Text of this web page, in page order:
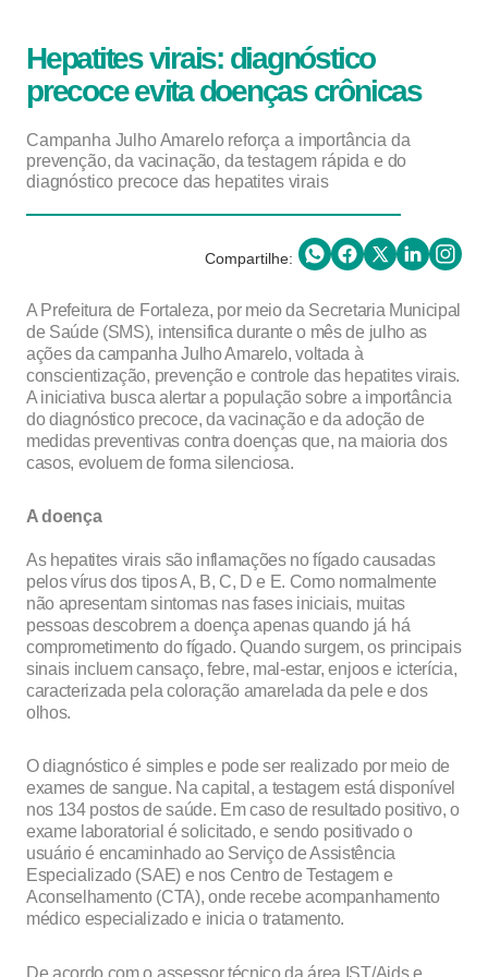
Hepatites virais: diagnóstico
precoce evita doenças crônicas
Campanha Julho Amarelo reforça a importância da
prevenção, da vacinação, da testagem rápida e do
diagnóstico precoce das hepatites virais
Compartilhe:
A Prefeitura de Fortaleza, por meio da Secretaria Municipal
de Saúde (SMS), intensifica durante o mês de julho as
ações da campanha Julho Amarelo, voltada à
conscientização, prevenção e controle das hepatites virais.
A iniciativa busca alertar a população sobre a importância
do diagnóstico precoce, da vacinação e da adoção de
medidas preventivas contra doenças que, na maioria dos
casos, evoluem de forma silenciosa.
A doença
As hepatites virais são inflamações no fígado causadas
pelos vírus dos tipos A, B, C, D e E. Como normalmente
não apresentam sintomas nas fases iniciais, muitas
pessoas descobrem a doença apenas quando já há
comprometimento do fígado. Quando surgem, os principais
sinais incluem cansaço, febre, mal-estar, enjoos e icterícia,
caracterizada pela coloração amarelada da pele e dos
olhos.
O diagnóstico é simples e pode ser realizado por meio de
exames de sangue. Na capital, a testagem está disponível
nos 134 postos de saúde. Em caso de resultado positivo, o
exame laboratorial é solicitado, e sendo positivado o
usuário é encaminhado ao Serviço de Assistência
Especializado (SAE) e nos Centro de Testagem e
Aconselhamento (CTA), onde recebe acompanhamento
médico especializado e inicia o tratamento.
De acordo com o assessor técnico da área IST/Aids e